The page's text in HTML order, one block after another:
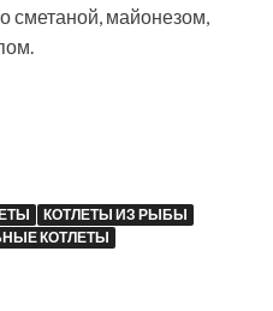
сметаной, майонезом,
КОТЛЕТЫ ИЗ РЫБЫ
КОТЛЕТЫ